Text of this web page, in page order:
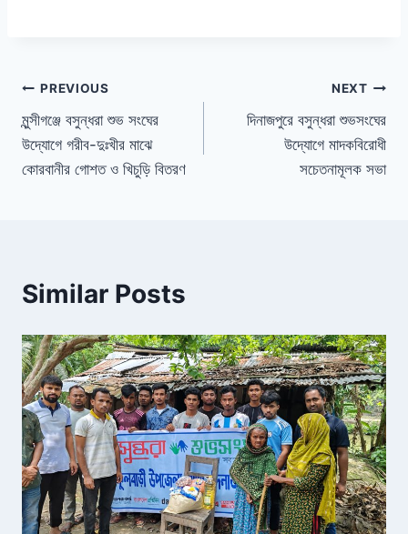
b
o
o
k
d
s n
dl
y
PREVIOUS
মুন্সীগঞ্জে বসুন্ধরা শুভ সংঘের
উদ্যোগে গরীব-দুঃখীর মাঝে
কোরবানীর গোশত ও খিচুড়ি বিতরণ
NEXT
দিনাজপুরে বসুন্ধরা শুভসংঘের
উদ্যোগে মাদকবিরোধী
সচেতনামূলক সভা
Similar Posts